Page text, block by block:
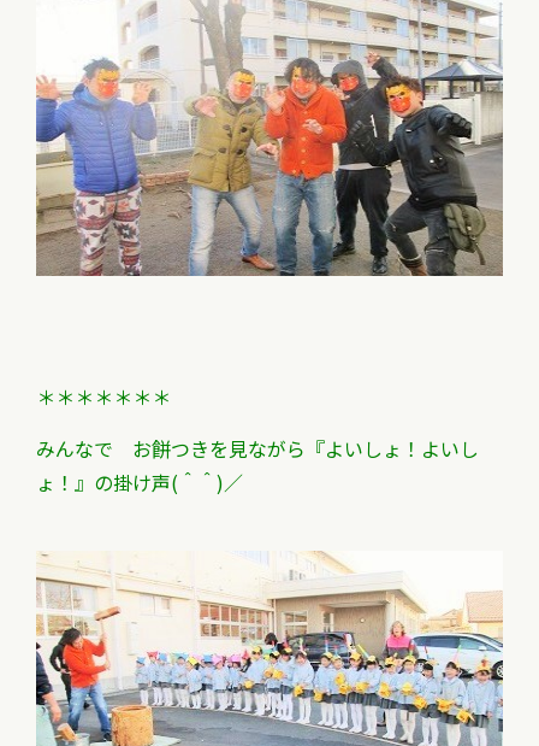
＊＊＊＊＊＊＊
みんなで お餅つきを見ながら 『よいしょ！よいし
ょ！』の掛け声(＾＾)／